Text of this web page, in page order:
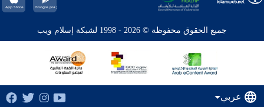
جميع الحقوق محفوظة © 2026 - 1998 لشبكة إسلام ويب
عربي